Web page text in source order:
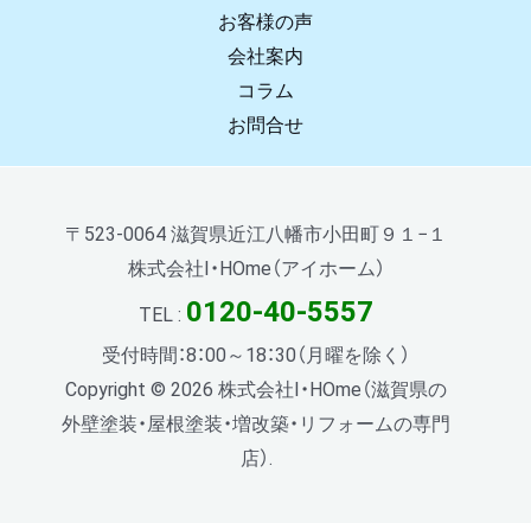
お客様の声
会社案内
コラム
お問合せ
〒523-0064 滋賀県近江八幡市小田町９１−１
株式会社I・HOme（アイホーム）
TEL : 0120-40-5557
受付時間：8：00～18：30（月曜を除く）
Copyright © 2026 株式会社I・HOme（滋賀県の
外壁塗装・屋根塗装・増改築・リフォームの専門
店）.